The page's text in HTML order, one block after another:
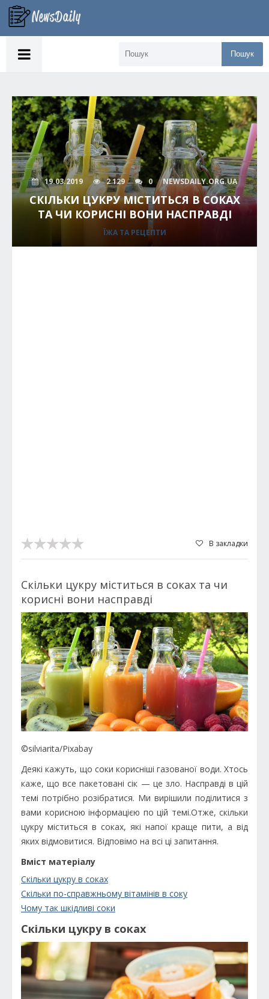
Пошук
19.03.2019 2 129 0 NEWSDAILY.ORG.UA
СКІЛЬКИ ЦУКРУ МІСТИТЬСЯ В СОКАХ
ТА ЧИ КОРИСНІ ВОНИ НАСПРАВДІ
ЇЖА ТА РЕЦЕПТИ
В закладки
Скільки цукру міститься в соках та чи
корисні вони насправді
©silviarita/Pixabay
Деякі кажуть, що соки корисніші газованої води. Хтось
каже, що все пакетовані сік — це зло. Насправді в цій
темі потрібно розібратися. Ми вирішили поділитися з
вами корисною інформацією по цій темі.Отже, скільки
цукру міститься в соках, які напої краще пити, а від
яких відмовитися. Відповімо на всі ці запитання.
Вміст матеріалу
Скільки цукру в соках
Скільки по-справжньому вітамінів в соку
Чому так шкідливі соки
Скільки цукру в соках